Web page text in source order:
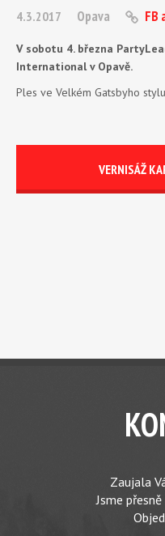
4.3.2017 Opava FB
V sobotu 4. března
International v Opavě.
Ples ve Velkém Gatsbyho
VERNISÁŽ
Zaujala
Jsme